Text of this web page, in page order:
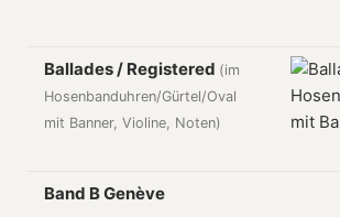
Ballades / Registered (im
Hosenbanduhren/Gürtel/Oval
mit Banner, Violine, Noten)
Band B Genève